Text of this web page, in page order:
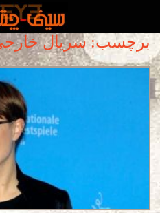
برچسب: سریال